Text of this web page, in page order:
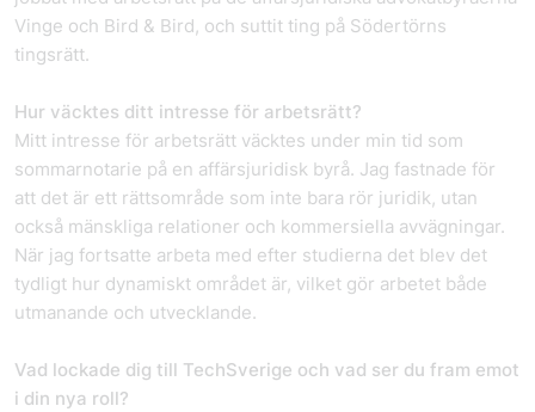
Vinge och Bird & Bird, och suttit ting på Södertörns
tingsrätt.
Hur väcktes ditt intresse för arbetsrätt?
Mitt intresse för arbetsrätt väcktes under min tid som
sommarnotarie på en affärsjuridisk byrå. Jag fastnade för
att det är ett rättsområde som inte bara rör juridik, utan
också mänskliga relationer och kommersiella avvägningar.
När jag fortsatte arbeta med efter studierna det blev det
tydligt hur dynamiskt området är, vilket gör arbetet både
utmanande och utvecklande.
Vad lockade dig till TechSverige och vad ser du fram emot
i din nya roll?